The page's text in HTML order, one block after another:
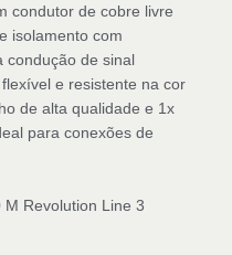
condutor de cobre livre
isolamento com
condução de sinal
e resistente na cor
de alta qualidade e 1x
para conexões de
Revolution Line 3